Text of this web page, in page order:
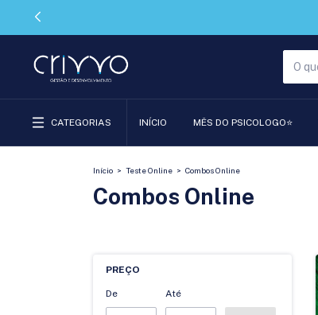
CATEGORIAS INÍCIO MÊS DO PSICOLOGO⭐
Início > Teste Online > Combos Online
Combos Online
PREÇO
De Até